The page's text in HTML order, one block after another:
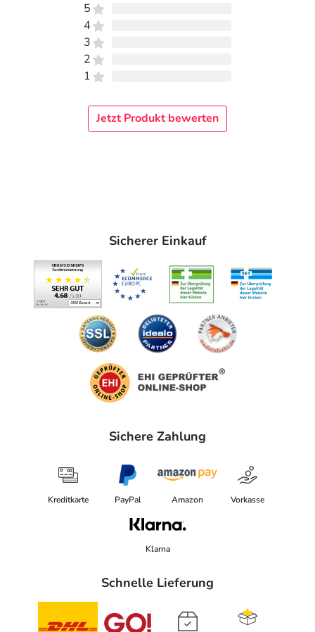
5
4
3
2
1
Jetzt Produkt bewerten
Sicherer Einkauf
Sichere Zahlung
Kreditkarte PayPal Amazon Vorkasse
Klarna
Schnelle Lieferung